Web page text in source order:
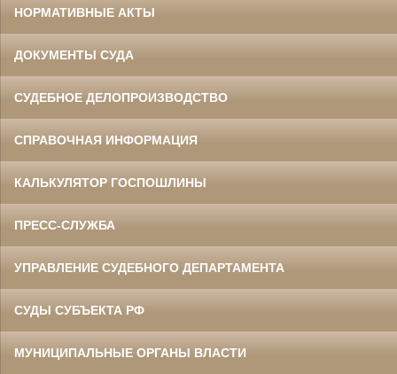
НОРМАТИВНЫЕ АКТЫ
ДОКУМЕНТЫ СУДА
СУДЕБНОЕ ДЕЛОПРОИЗВОДСТВО
СПРАВОЧНАЯ ИНФОРМАЦИЯ
КАЛЬКУЛЯТОР ГОСПОШЛИНЫ
ПРЕСС-СЛУЖБА
УПРАВЛЕНИЕ СУДЕБНОГО ДЕПАРТАМЕНТА
СУДЫ СУБЪЕКТА РФ
МУНИЦИПАЛЬНЫЕ ОРГАНЫ ВЛАСТИ